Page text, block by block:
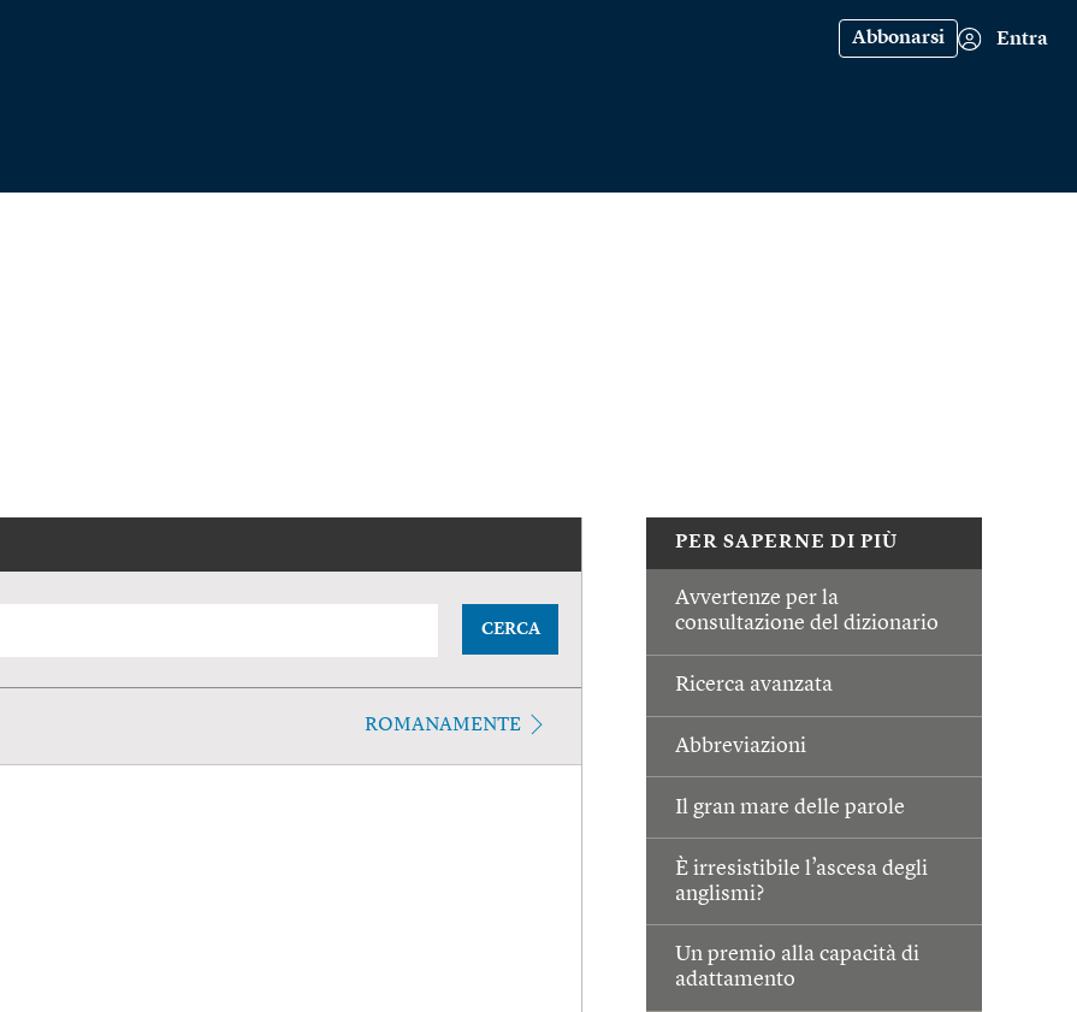
Abbonarsi Entra
PER SAPERNE DI PIÙ
Avvertenze per la
consultazione del dizionario
Ricerca avanzata
Abbreviazioni
Il gran mare delle parole
È irresistibile l’ascesa degli
anglismi?
Un premio alla capacità di
adattamento
CERCA
ROMANAMENTE